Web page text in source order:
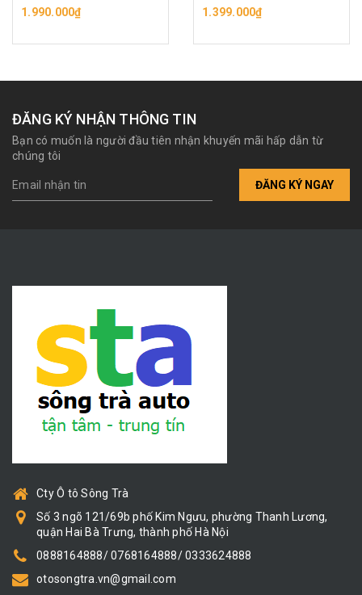
2014 - 2020. Xe có quạt
1.990.000₫
Hàng liên doanh cao cấp,
1.399.000₫
ĐĂNG KÝ NHẬN THÔNG TIN
Bạn có muốn là người đầu tiên nhận khuyến mãi hấp dẫn từ
chúng tôi
ĐĂNG KÝ NGAY
Cty Ô tô Sông Trà
Số 3 ngõ 121/69b phố Kim Ngưu, phường Thanh Lương,
quận Hai Bà Trưng, thành phố Hà Nội
0888164888/ 0768164888/ 0333624888
otosongtra.vn@gmail.com